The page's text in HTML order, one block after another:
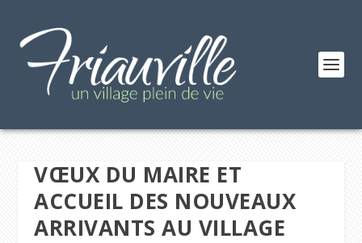
VŒUX DU MAIRE ET
ACCUEIL DES NOUVEAUX
ARRIVANTS AU VILLAGE